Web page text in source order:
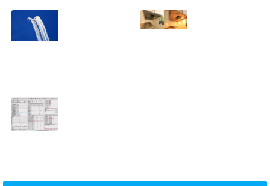
ド対応
2023.10.14
チレス水栓にDIY
で交換
撮影方法のレクチ
ャー
2022.12.24